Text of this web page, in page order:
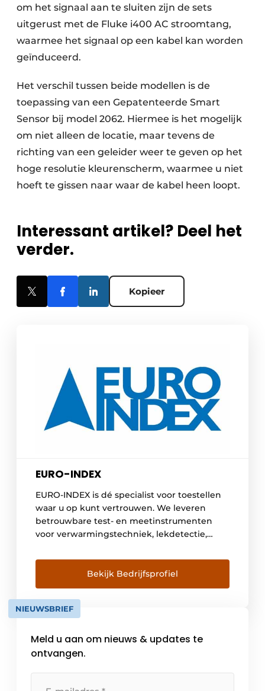
om het signaal aan te sluiten zijn de sets
uitgerust met de Fluke i400 AC stroomtang,
waarmee het signaal op een kabel kan worden
geïnduceerd.
Het verschil tussen beide modellen is de
toepassing van een Gepatenteerde Smart
Sensor bij model 2062. Hiermee is het mogelijk
om niet alleen de locatie, maar tevens de
richting van een geleider weer te geven op het
hoge resolutie kleurenscherm, waarmee u niet
hoeft te gissen naar waar de kabel heen loopt.
Interessant artikel? Deel het
verder.
Kopieer
EURO-INDEX
EURO-INDEX is dé specialist voor toestellen
waar u op kunt vertrouwen. We leveren
betrouwbare test- en meetinstrumenten
voor verwarmingstechniek, lekdetectie,
installatiemateriaal. Ons assortiment Onder
ons eigen huismerk BLAUWE LIJN verkopen
wij innovatieve en nauwkeurige apparatuur,
zoals de Eurolyzer S1 rookgasanalyser. Naast
BLAUWE LIJN, hebben we ook diverse A-
Bekijk Bedrijfsprofiel
NIEUWSBRIEF
Meld u aan om nieuws & updates te
ontvangen.